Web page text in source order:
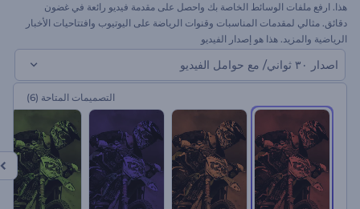
هذا. ارفع ملفات الوسائط الخاصة بك واحصل على مقدمة فيديو رائعة في غضون
دقائق. مثالي لمقدمات المناسبات وقنوات الرياضة على اليوتيوب وافتتاحيات الأخبار
الرياضية والمزيد. هذا هو إصدار الفيديو
اصدار ٣٠ ثواني/ مع حوامل الفيديو
التصميمات المتاحة (6)